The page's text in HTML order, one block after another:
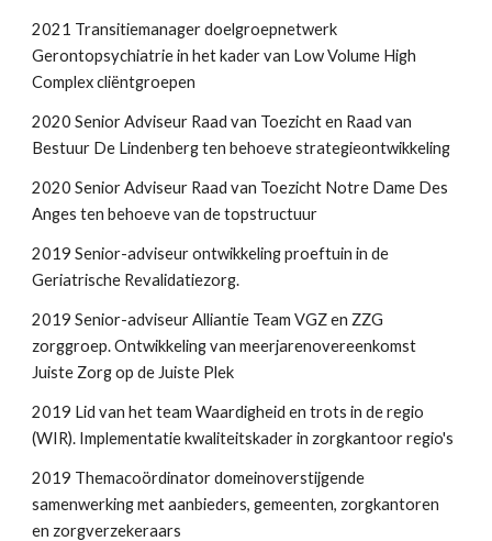
2021 Transitiemanager doelgroepnetwerk
Gerontopsychiatrie in het kader van Low Volume High
Complex cliëntgroepen
2020 Senior Adviseur Raad van Toezicht en Raad van
Bestuur De Lindenberg ten behoeve strategieontwikkeling
2020 Senior Adviseur Raad van Toezicht Notre Dame Des
Anges ten behoeve van de topstructuur
2019 Senior-adviseur ontwikkeling proeftuin in de
Geriatrische Revalidatiezorg.
2019 Senior-adviseur Alliantie Team VGZ en ZZG
zorggroep. Ontwikkeling van meerjarenovereenkomst
Juiste Zorg op de Juiste Plek
2019 Lid van het team Waardigheid en trots in de regio
(WIR). Implementatie kwaliteitskader in zorgkantoor regio's
2019 Themacoördinator domeinoverstijgende
samenwerking met aanbieders, gemeenten, zorgkantoren
en zorgverzekeraars